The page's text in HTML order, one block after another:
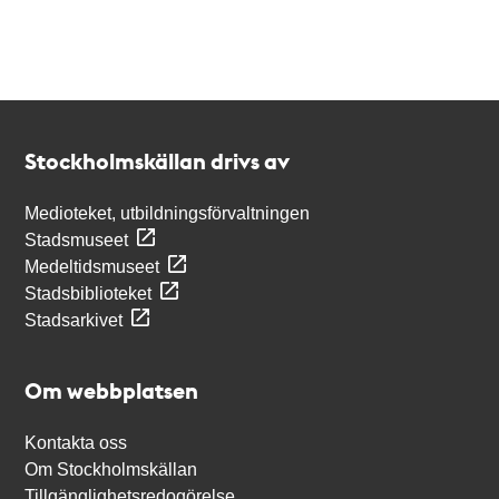
Stockholmskällan drivs av
Medioteket, utbildningsförvaltningen
Stadsmuseet
Medeltidsmuseet
Stadsbiblioteket
Stadsarkivet
Om webbplatsen
Kontakta oss
Om Stockholmskällan